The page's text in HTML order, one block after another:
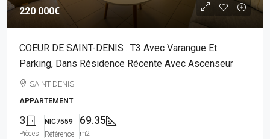
220 000€
COEUR DE SAINT-DENIS : T3 Avec Varangue Et
Parking, Dans Résidence Récente Avec Ascenseur
SAINT DENIS
APPARTEMENT
3
Pièces
NIC7559
Référence
69.35
m2